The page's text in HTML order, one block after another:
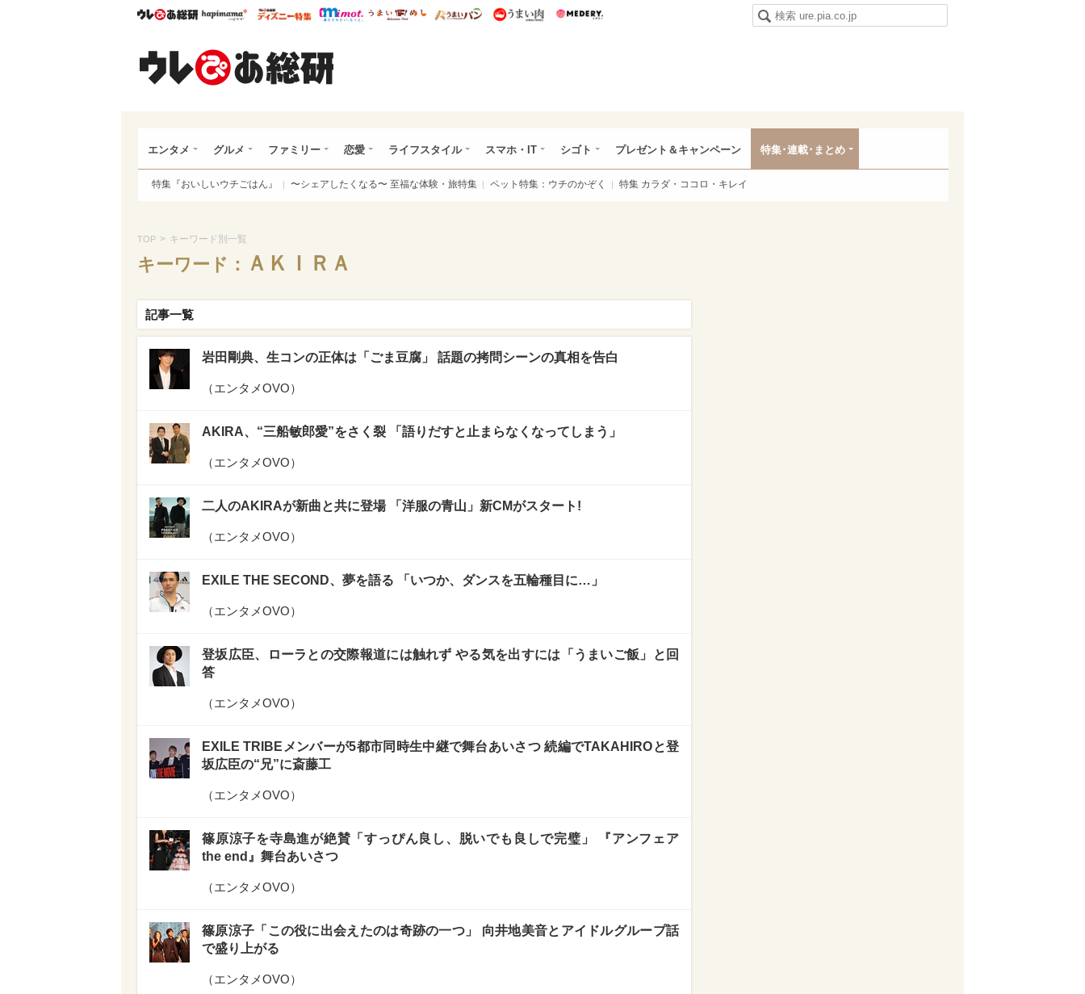
ウレぴあ総研ハピママ* ウレぴあ総研 ディズニー特集
mimot. うまいめし うまいパン うまい肉
エンタメ グルメ ファミリー 恋愛 ライフスタイル スマホ・IT シゴト プレゼント＆キャンペーン 特集･連載･まとめ
特集『おいしいウチごはん』 〜シェアしたくなる〜 至福な体験・旅特集 ペット特集：ウチのかぞく 特集 カラダ・ココロ・キレイ
TOP > キーワード別一覧
キーワード： ＡＫＩＲＡ
記事一覧
岩田剛典、生コンの正体は「ごま豆腐」 話題の拷問シーンの真相を告白
（エンタメOVO）
AKIRA、“三船敏郎愛”をさく裂 「語りだすと止まらなくなってしまう」
（エンタメOVO）
二人のAKIRAが新曲と共に登場 「洋服の青山」新CMがスタート!
（エンタメOVO）
EXILE THE SECOND、夢を語る 「いつか、ダンスを五輪種目に…」
（エンタメOVO）
登坂広臣、ローラとの交際報道には触れず やる気を出すには「うまいご飯」と回
答
（エンタメOVO）
EXILE TRIBEメンバーが5都市同時生中継で舞台あいさつ 続編でTAKAHIROと登
坂広臣の“兄”に斎藤工
（エンタメOVO）
篠原涼子を寺島進が絶賛「すっぴん良し、脱いでも良しで完璧」 『アンフェア
the end』舞台あいさつ
（エンタメOVO）
篠原涼子「この役に出会えたのは奇跡の一つ」 向井地美音とアイドルグループ話
で盛り上がる
（エンタメOVO）